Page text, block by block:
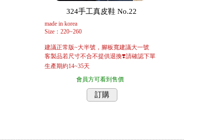
324手工真皮鞋 No.22
made in korea
Size：220~260
建議正常版~大半號，腳板寬建議大一號
客製品若尺寸不合不提供退換❣️請確認下單
生產期約14~35天
會員方可看到售價
訂購